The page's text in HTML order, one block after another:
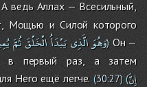
ведь Аллах — Всесильный,
Мощью и Силой которого
وَهُوَالَّذِىيَبْدَأُالْخَلْقَثُمَّ ) Он —
в первый раз, а затем
Него ещё легче. (30:27)(إِنَّ